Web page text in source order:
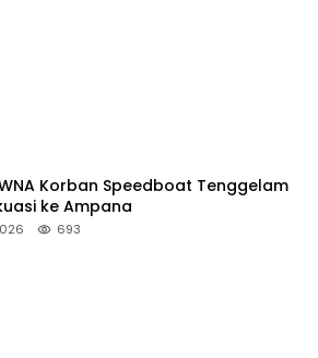
Korban Speedboat Tenggelam
ke Ampana
693